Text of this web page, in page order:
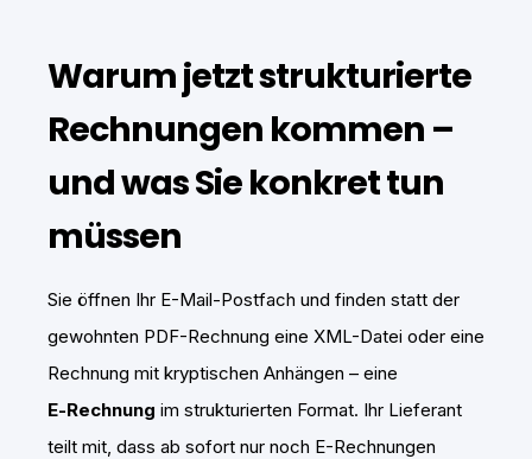
Warum jetzt strukturierte
Rechnungen kommen –
und was Sie konkret tun
müssen
Sie öffnen Ihr E-Mail-Postfach und finden statt der
gewohnten PDF-Rechnung eine XML-Datei oder eine
Rechnung mit kryptischen Anhängen – eine
E‑Rechnung im strukturierten Format. Ihr Lieferant
teilt mit, dass ab sofort nur noch E-Rechnungen